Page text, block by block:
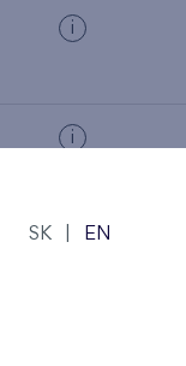
i
i
SK EN